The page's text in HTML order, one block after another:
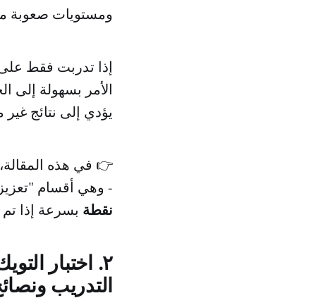
ومستويات صعوبة
إذا تدربت فقط
الأمر بسهولة
يؤدي إلى نتائج
👉 في هذه المقالة،
- وهي أقسام
نقطة بسرعة إذا
٢. اختبار
التدريب